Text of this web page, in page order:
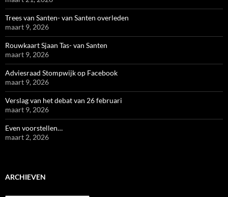
Trees van Santen- van Santen overleden
maart 9, 2026
Rouwkaart Sjaan Tas- van Santen
maart 9, 2026
Adviesraad Stompwijk op Facebook
maart 9, 2026
Verslag van het debat van 26 februari
maart 9, 2026
Even voorstellen…
maart 2, 2026
ARCHIEVEN